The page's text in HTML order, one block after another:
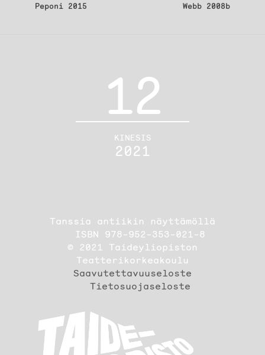
selaus
Webb 2008b
Peponi 2015
12
KINESIS
2021
Tanssia antiikin näyttämöllä
ISBN 978-952-353-021-8
© 2021 Taideyliopiston
Teatterikorkeakoulu
Saavutettavuuseloste
Tietosuojaseloste